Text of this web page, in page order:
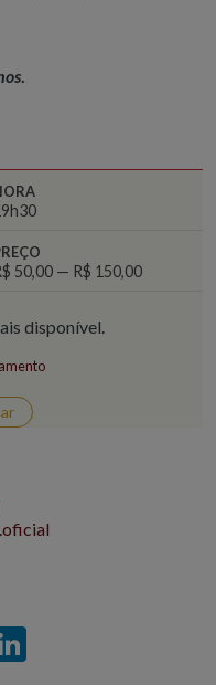
.
50,00 — R$ 150,00
disponível.